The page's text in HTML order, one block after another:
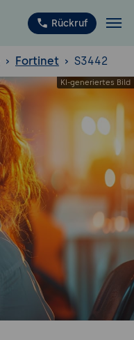
Rückruf
®
Fortinet S3442